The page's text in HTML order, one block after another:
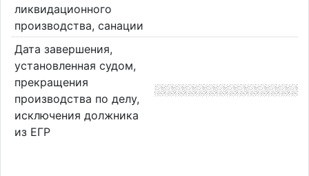
ликвидационного
производства, санации
Дата завершения,
установленная судом,
прекращения
производства по делу,
исключения должника
из ЕГР